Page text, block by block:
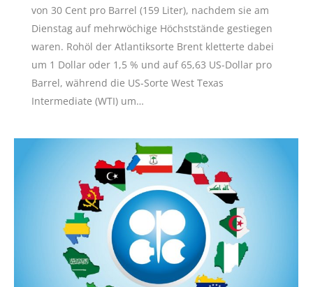
von 30 Cent pro Barrel (159 Liter), nachdem sie am
Dienstag auf mehrwöchige Höchststände gestiegen
waren. Rohöl der Atlantiksorte Brent kletterte dabei
um 1 Dollar oder 1,5 % und auf 65,63 US-Dollar pro
Barrel, während die US-Sorte West Texas
Intermediate (WTI) um…